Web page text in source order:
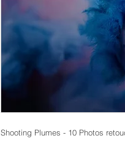
Shooting Plumes - 10 Photos